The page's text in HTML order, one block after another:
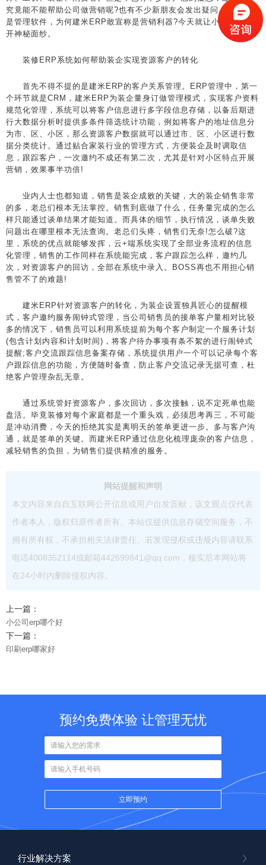
究竟能不能帮助公司做营销呢?也有不少新朋友会发出疑问，ERP只
是管理软件，为何建米ERP敢宣称是营销利器?今天就让小智为你揭
开神秘面纱。
装修ERP系统如何帮助装企实现资源客户的转化
首先不得不提的是建米ERP的客户关系管理。ERP管理中，第一
个环节就是CRM，建米ERP为装企量身订做管理模式，实现客户资料
规范化管理，系统可以将客户信息进行多字段信息存储，以备后期进
行大数据分析时提供多条件筛选统计功能，例如将客户的地址信息分
为市、区、小区，那么资源客户数据就可以通过市、区、小区进行数
据分类统计。通过贴合家装行业的管理方式，方便装企及时调取信
息，跟踪客户，一次邀约不成还有第二次，尤其是针对小区特点开展
营销，效果事半功倍!
业内人士也都知道，销售是装企成败的关键，大的装企销售非常
的多，老总们根本无法掌控。销售到底做了什么，任务量完成的怎么
样只能通过谈单结果才能知道。而具体的细节，执行情况，谈单失败
问题出在哪里根本无法查询。老总们头疼，销售们无奈!怎么破?这
里，系统的优点就能够发挥，云+端系统实现了全部业务流程的信息
化管理，销售的工作同样在系统能完成，客户跟踪怎么样，邀约几
次，对资源客户的回访，全部在系统中录入。BOSS再也不用担心销
售管不了的难题!
建米ERP针对资源客户的转化，为装企设置独具匠心的提醒模
式，客户邀约服务闹钟式管理，当公司销售员的接单客户量相对比较
多的情况下，销售员可以利用系统提前为每个客户制定一个服务计划
(包含计划内容和计划时间)，将客户待办事项有条不絮的进行闹钟式
提醒;客户交流跟踪信息备案存储，系统提供用户一个可以记录每个客
户跟踪信息的功能，方便随时备查，防止客户交流记录无据可查，杜
绝客户管理杂乱无章。
通过系统管好资源客户，多次回访，多次接触，说不定死单也能
盘活。毕竟装修对每个家庭都是一个重头戏，必须思考再三，不可能
是冲动消费，今天的拒绝其实是离明天的签单更进一步。多与客户沟
通，就是签单的关键。而建米ERP通过信息化梳理庞杂的客户信息，
减轻销售的负担，为销售们提供精准的服务。
网站提醒和声明
本文内容来自自互联网公开信息或用户自发贡献，该文观点仅代表
作者本人，版权归原作者所有。本站仅提供信息存储空间服务，不
拥有所有权，不承担相关法律责任。若发现侵权或违规内容请联系
电话4008352114或邮箱442699841@qq.com，核实后本网站将
在24小时内删除侵权内容。
上一篇：
小公司erp哪个好
下一篇：
印刷erp哪家好
预约免费体验 让管理无忧
行业解决方案